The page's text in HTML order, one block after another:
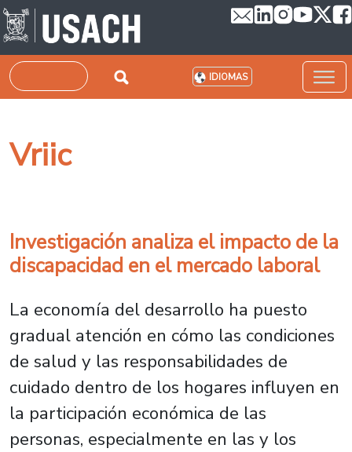
Pasar al contenido principal
Buscar IDIOMAS
Vriic
Investigación analiza el impacto de la
discapacidad en el mercado laboral
La economía del desarrollo ha puesto
gradual atención en cómo las condiciones
de salud y las responsabilidades de
cuidado dentro de los hogares influyen en
la participación económica de las
personas, especialmente en las y los